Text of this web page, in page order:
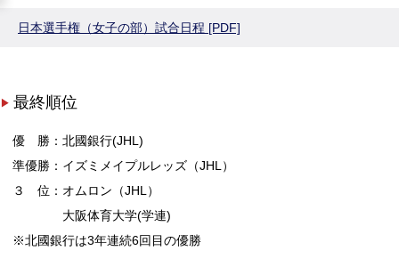
日本選手権（女子の部）試合日程 [PDF]
最終順位
優 勝：北國銀行(JHL)
準優勝：イズミメイプルレッズ（JHL）
３ 位：オムロン（JHL）
大阪体育大学(学連)
※北國銀行は3年連続6回目の優勝